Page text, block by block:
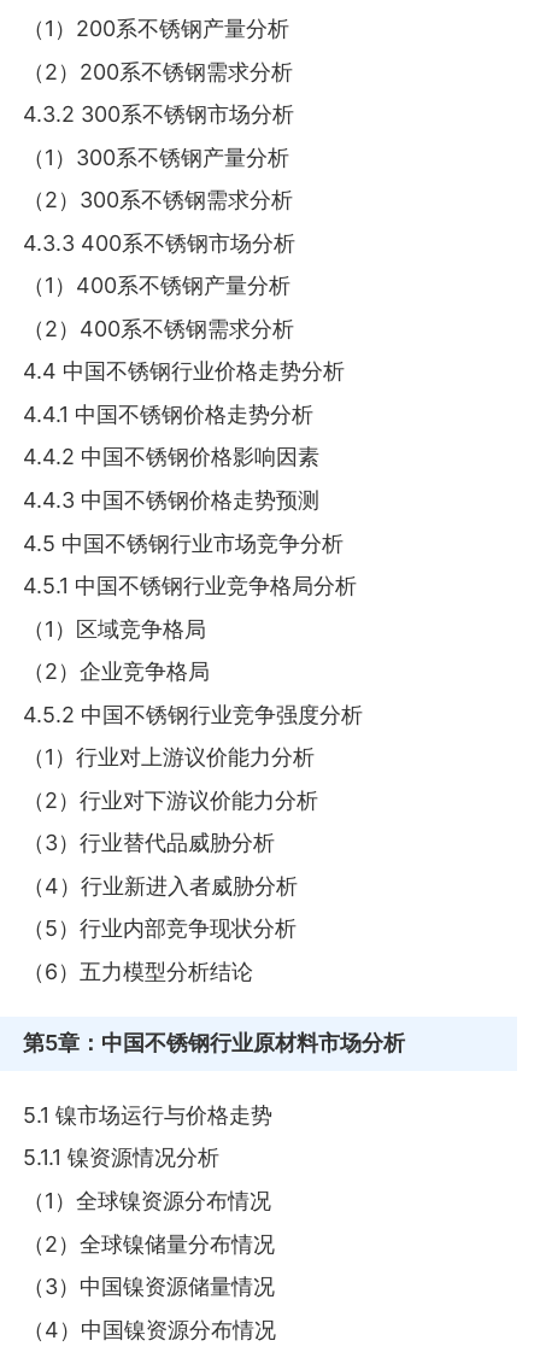
（1）200系不锈钢产量分析
（2）200系不锈钢需求分析
4.3.2 300系不锈钢市场分析
（1）300系不锈钢产量分析
（2）300系不锈钢需求分析
4.3.3 400系不锈钢市场分析
（1）400系不锈钢产量分析
（2）400系不锈钢需求分析
4.4 中国不锈钢行业价格走势分析
4.4.1 中国不锈钢价格走势分析
4.4.2 中国不锈钢价格影响因素
4.4.3 中国不锈钢价格走势预测
4.5 中国不锈钢行业市场竞争分析
4.5.1 中国不锈钢行业竞争格局分析
（1）区域竞争格局
（2）企业竞争格局
4.5.2 中国不锈钢行业竞争强度分析
（1）行业对上游议价能力分析
（2）行业对下游议价能力分析
（3）行业替代品威胁分析
（4）行业新进入者威胁分析
（5）行业内部竞争现状分析
（6）五力模型分析结论
第5章 ：中国不锈钢行业原材料市场分析
5.1 镍市场运行与价格走势
5.1.1 镍资源情况分析
（1）全球镍资源分布情况
（2）全球镍储量分布情况
（3）中国镍资源储量情况
（4）中国镍资源分布情况